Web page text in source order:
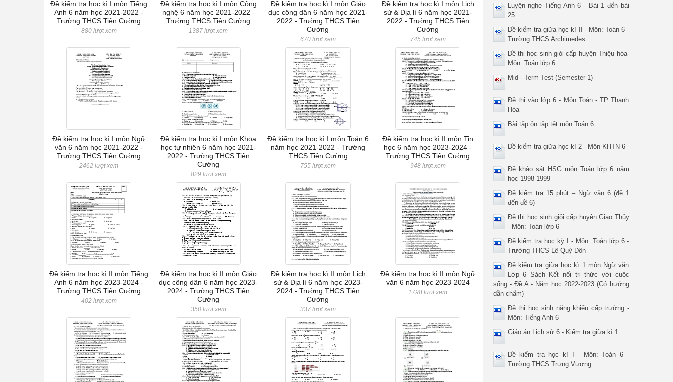
Đề kiểm tra học kì I môn Tiếng
Anh 6 năm học 2021-2022 -
Trường THCS Tiên Cường
880 lượt xem
Đề kiểm tra học kì I môn Công
nghệ 6 năm học 2021-2022 -
Trường THCS Tiên Cường
1387 lượt xem
Đề kiểm tra học kì I môn Giáo
dục công dân 6 năm học 2021-
2022 - Trường THCS Tiên
Cường
670 lượt xem
Đề kiểm tra học kì I môn Lịch
sử & Địa lí 6 năm học 2021-
2022 - Trường THCS Tiên
Cường
745 lượt xem
Đề kiểm tra học kì I môn Ngữ
văn 6 năm học 2021-2022 -
Trường THCS Tiên Cường
2462 lượt xem
Đề kiểm tra học kì I môn Khoa
học tự nhiên 6 năm học 2021-
2022 - Trường THCS Tiên
Cường
829 lượt xem
Đề kiểm tra học kì I môn Toán 6
năm học 2021-2022 - Trường
THCS Tiên Cường
755 lượt xem
Đề kiểm tra học kì II môn Tin
học 6 năm học 2023-2024 -
Trường THCS Tiên Cường
948 lượt xem
Đề kiểm tra học kì II môn Tiếng
Anh 6 năm học 2023-2024 -
Trường THCS Tiên Cường
402 lượt xem
Đề kiểm tra học kì II môn Giáo
dục công dân 6 năm học 2023-
2024 - Trường THCS Tiên
Cường
350 lượt xem
Đề kiểm tra học kì II môn Lịch
sử & Địa lí 6 năm học 2023-
2024 - Trường THCS Tiên
Cường
337 lượt xem
Đề kiểm tra học kì II môn Ngữ
văn 6 năm học 2023-2024
1798 lượt xem
Luyện nghe Tiếng Anh 6 - Bài 1 đến bài
25
Đề kiểm tra giữa học kì II - Môn: Toán 6 -
Trường THCS Archimedes
Đề thi học sinh giỏi cấp huyện Thiệu hóa-
Môn: Toán lớp 6
Mid - Term Test (Semester 1)
Đề thi vào lớp 6 - Môn Toán - TP Thanh
Hóa
Bài tập ôn tập tết môn Toán 6
Đề kiểm tra giữa học kì 2 - Môn KHTN 6
Đề khảo sát HSG môn Toán lớp 6 năm
học 1998-1999
Đề kiểm tra 15 phút – Ngữ văn 6 (đề 1
đến đề 6)
Đề thi học sinh giỏi cấp huyện Giao Thủy
- Môn: Toán lớp 6
Đề kiểm tra học kỳ I - Môn: Toán lớp 6 -
Trường THCS Lê Quý Đôn
Đề kiểm tra giữa học kì 1 môn Ngữ văn
Lớp 6 Sách Kết nối tri thức với cuộc
sống - Đề A - Năm học 2022-2023 (Có hướng
dẫn chấm)
Đề thi học sinh năng khiếu cấp trường -
Môn: Tiếng Anh 6
Giáo án Lịch sử 6 - Kiểm tra giữa kì 1
Đề kiểm tra học kì I - Môn: Toán 6 -
Trường THCS Trưng Vương